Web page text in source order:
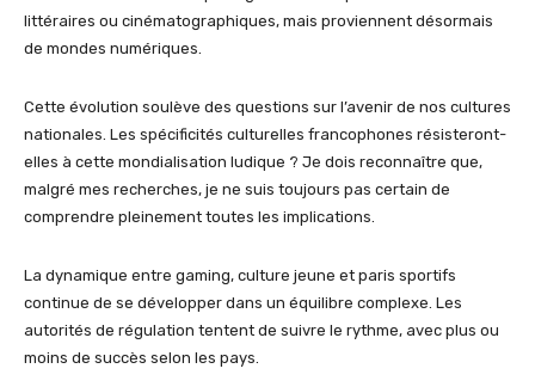
littéraires ou cinématographiques, mais proviennent désormais
de mondes numériques.
Cette évolution soulève des questions sur l’avenir de nos cultures
nationales. Les spécificités culturelles francophones résisteront-
elles à cette mondialisation ludique ? Je dois reconnaître que,
malgré mes recherches, je ne suis toujours pas certain de
comprendre pleinement toutes les implications.
La dynamique entre gaming, culture jeune et paris sportifs
continue de se développer dans un équilibre complexe. Les
autorités de régulation tentent de suivre le rythme, avec plus ou
moins de succès selon les pays.